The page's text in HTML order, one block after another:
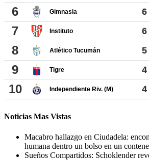
Noticias Mas Vistas
Macabro hallazgo en Ciudadela:
humana dentro un bolso en un
Sueños Compartidos: Schoklender